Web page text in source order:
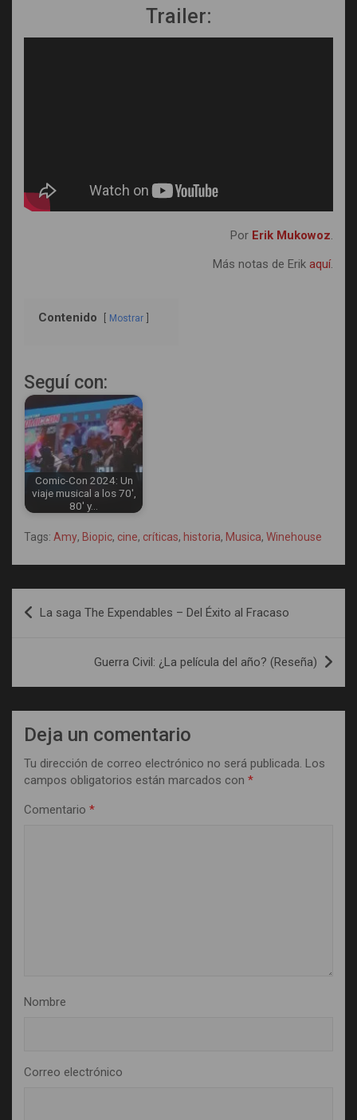
Trailer:
Por Erik Mukowoz.
Más notas de Erik aquí.
Contenido Mostrar
Seguí con:
Comic-Con 2024: Un
viaje musical a los 70',
80' y…
Tags: Amy, Biopic, cine, críticas, historia, Musica, Winehouse
Navegación
de
La saga The Expendables – Del Éxito al Fracaso
Guerra Civil: ¿La película del año? (Reseña)
Deja un comentario
Tu dirección de correo electrónico no será publicada. Los
campos obligatorios están marcados con *
Comentario *
Nombre
Correo electrónico